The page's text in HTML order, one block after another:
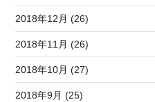
2018年12月 (26)
2018年11月 (26)
2018年10月 (27)
2018年9月 (25)